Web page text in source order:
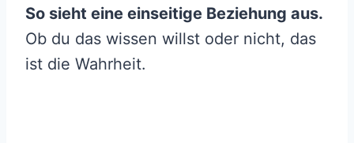
So sieht eine einseitige Beziehung aus.
Ob du das wissen willst oder nicht, das
ist die Wahrheit.